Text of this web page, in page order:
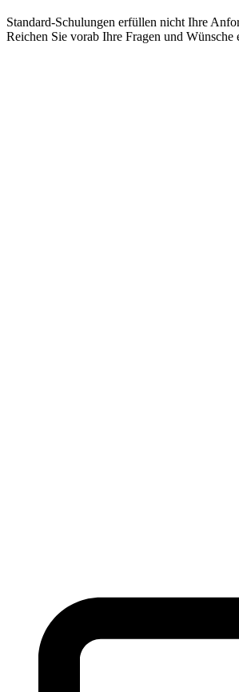
Standard-Schulungen erfüllen nicht Ihre
Reichen Sie vorab Ihre Fragen und